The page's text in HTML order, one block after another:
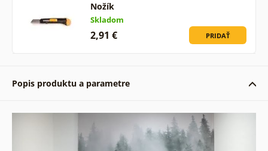
Nožík
Skladom
2,91 € PRIDAŤ
Popis produktu a parametre